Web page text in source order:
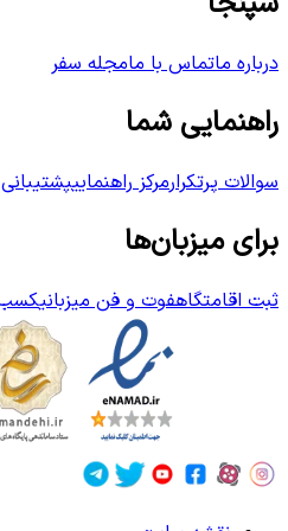
درباره ماتماس با مامجله سفر
راهنمایی شما
سوالات پرتکرارمرکز راهنماییپشتیبانی
برای میزبان‌ها
ثبت اقامتگاهفوت و فن میزبانیکسب